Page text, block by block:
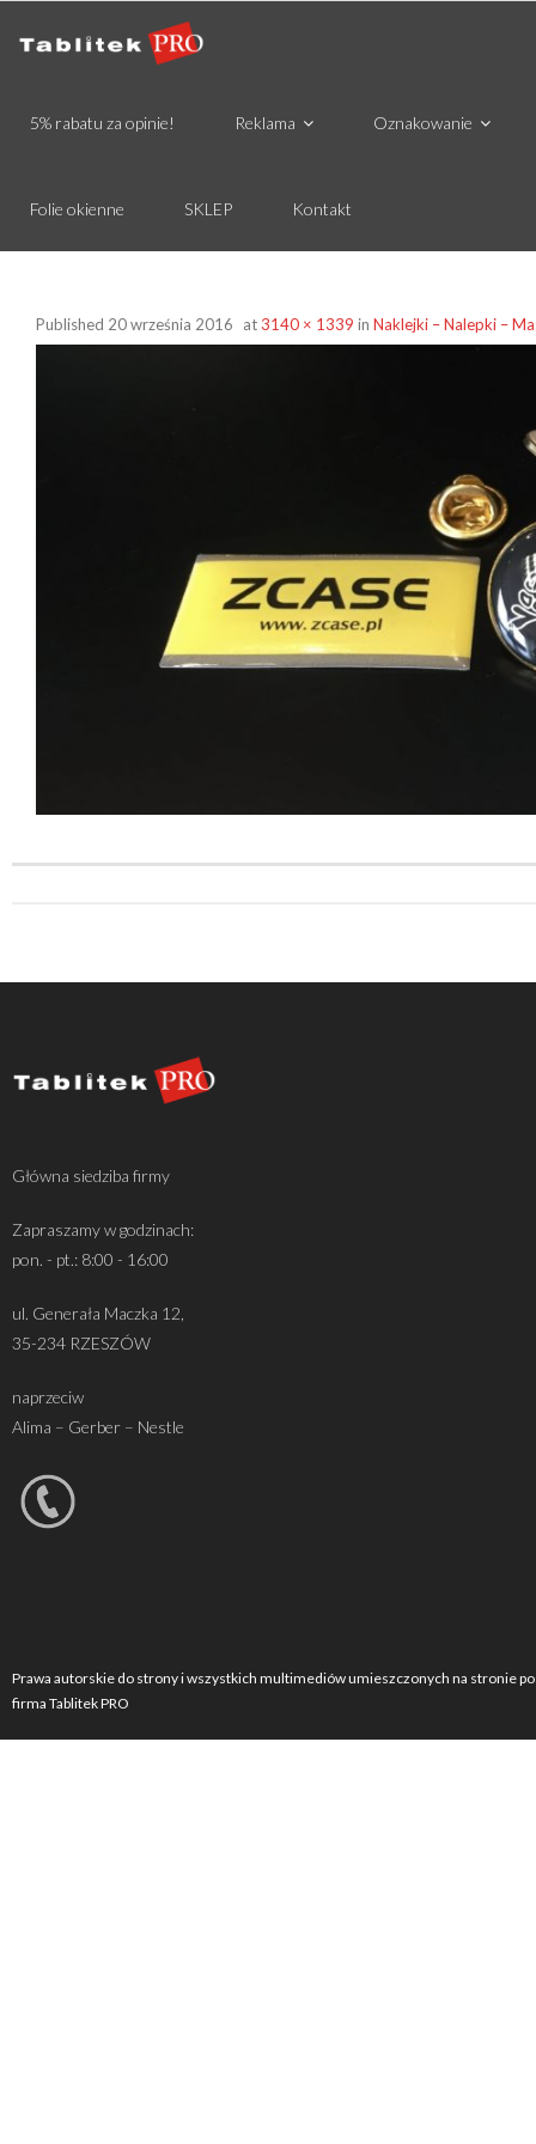
5% rabatu za opinie! Reklama Oznakowanie
Folie okienne SKLEP Kontakt
Published 20 września 2016 at3140 × 1339 in Naklejki – Nalepki –
Główna siedziba firmy
Zapraszamy w godzinach:
pon. - pt.: 8:00 - 16:00
ul. Generała Maczka 12,
35-234 RZESZÓW
naprzeciw
Alima – Gerber – Nestle
Prawa autorskie do strony i wszystkich multimediów umieszczonych na stronie
firma Tablitek PRO